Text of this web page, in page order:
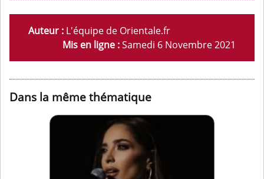
Auteur : L'équipe de Orientale.fr
Mis en ligne :Samedi 6 Novembre 2021
Dans la même thématique